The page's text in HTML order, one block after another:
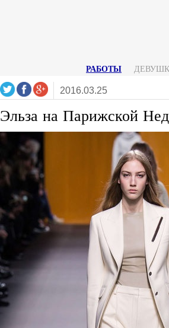
РАБОТЫ
2016.03.25
Эльза на Парижской